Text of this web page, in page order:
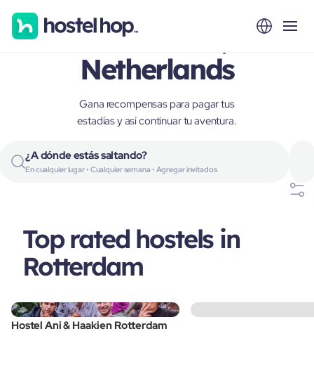
Rotterdam,
Netherlands
Gana recompensas para pagar tus
estadías y así continuar tu aventura.
¿A dónde estás saltando?
En cualquier lugar • Cualquier semana • Agregar invitados
Top rated hostels in
Rotterdam
Hostel Ani & Haakien Rotterdam